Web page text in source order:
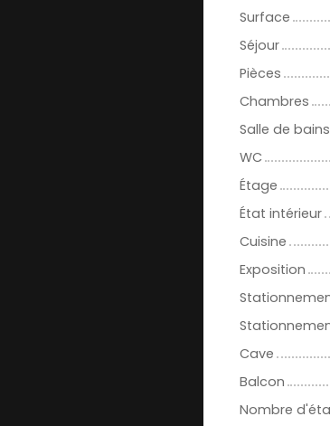
Surface
Séjour
Pièces
Chambres
Salle de bains
WC
Étage
État intérieur
Cuisine
Exposition
Cave
Balcon
Nombre